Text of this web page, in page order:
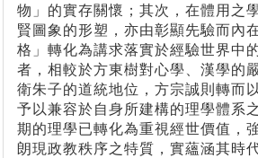
物」的實存關懷；其次，在體用之
賢圖象的形塑，亦由彰顯先驗而內
格」轉化為講求落實於經驗世界中
者，相較於方東樹對心學、漢學的
衛朱子的道統地位，方宗誠則轉而
予以兼容於自身所建構的理學體系
期的理學已轉化為重視經世價值，
朗現政教秩序之特質，實蘊涵其時